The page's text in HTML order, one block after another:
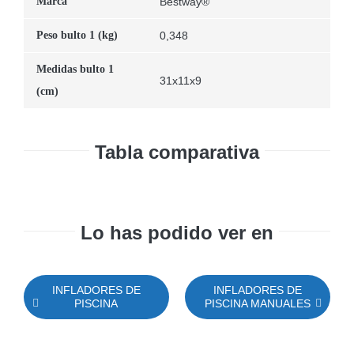
Peso bulto 1 (kg) 0,348
Medidas bulto 1
(cm)
31x11x9
Tabla comparativa
Lo has podido ver en
INFLADORES DE
PISCINA
INFLADORES DE
PISCINA MANUALES